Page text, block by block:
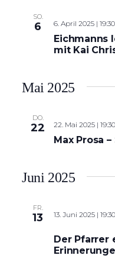
SO.
6 6. April 2025 | 19:30
Eichmanns
mit Kai
Mai 2025
DO.
22 22. Mai 2025 | 19:30
Max Prosa
Juni 2025
FR.
13 13. Juni 2025 | 19:30
Der Pfarrer